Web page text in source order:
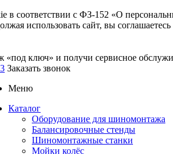
соответствии с ФЗ-152 «О
использовать сайт, вы
ключ» и получи сервисное
Заказать звонок
Меню
Каталог
Оборудование для шиномонтажа
Балансировочные стенды
Шиномонтажные станки
Мойки колёс